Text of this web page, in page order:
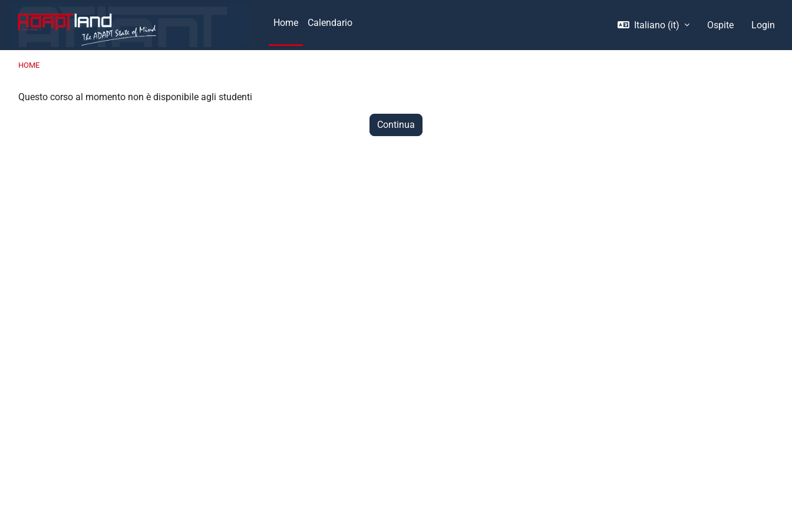
Home
Calendario Italiano ‎(it)‎ Ospite Login
HOME
Questo corso al momento non è disponibile agli studenti
Continua